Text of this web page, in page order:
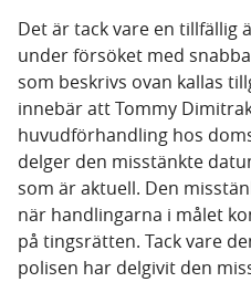
Det är tack vare en tillfällig
under försöket med
som beskrivs ovan kallas
innebär att Tommy
huvudförhandling hos
delger den misstänkte
som är aktuell. Den
när handlingarna i målet
på tingsrätten. Tack vare
polisen har delgivit den